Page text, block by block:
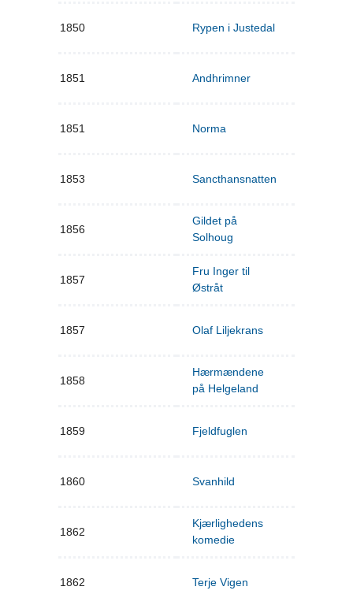
1850 Rypen i Justedal
1851 Andhrimner
1851 Norma
1853 Sancthansnatten
1856
Gildet på
Solhoug
1857
Fru Inger til
Østråt
1857 Olaf Liljekrans
1858
Hærmændene
på Helgeland
1859 Fjeldfuglen
1860 Svanhild
1862
Kjærlighedens
komedie
1862 Terje Vigen